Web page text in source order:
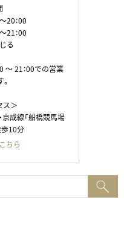
20：00
21：00
る
～ 21：00での営業
ス＞
京成線「船橋競馬場
歩10分
ちら